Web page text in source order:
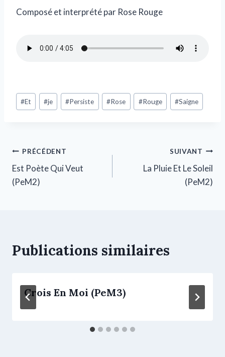
Composé et interprété par Rose Rouge
#Et #je #Persiste #Rose #Rouge #Saigne
PRÉCÉDENT
Est Poète Qui Veut
(PeM2)
SUIVANT
La Pluie Et Le Soleil
(PeM2)
Publications similaires
Crois En Moi (PeM3)